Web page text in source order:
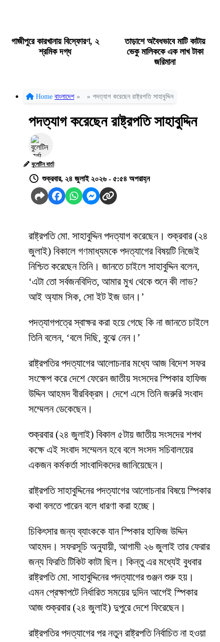
গাজীপুরে কারখানায় বিস্ফোরণ, ২
শ্রমিক দগ্ধ
তাড়াশে অবৈধভাবে মাটি কাটায়
ভেকু মালিককে এক লাখ টাকা
জরিমানা
Home বাংলাদেশ » » পদত্যাগ করেছেন রাষ্ট্রপতি সাহাবুদ্দিন
পদত্যাগ করেছেন রাষ্ট্রপতি সাহাবুদ্দিন
বুলেটিন বার্তা
শুক্রবার, ২৪ জুলাই ২০২৬ - ৫:৫৪ অপরাহ্ন
রাষ্ট্রপতি মো. সাহাবুদ্দিন পদত্যাগ করেছেন। শুক্রবার (২৪
জুলাই) বিকালে গণমাধ্যমকে পদত্যাগের বিষয়টি নিজেই
নিশ্চিত করেছেন তিনি। জানতে চাইলে সাহাবুদ্দিন বলেন,
‘এটা তো সর্বজনবিদিত, আমার মুখ থেকে শুনে কী লাভ?
আই অ্যাম সিক, সো ইট ইজ ডান।’
পদত্যাগপত্রে স্বাক্ষর করা হয়ে গেছে কি না জানতে চাইলে
তিনি বলেন, ‘বলে দিছি, বুঝে নেন।’
রাষ্ট্রপতির পদত্যাগের আলোচনার মধ্যে আজ বিদেশ সফর
সংক্ষেপ করে দেশে ফেরেন জাতীয় সংসদের স্পিকার হাফিজ
উদ্দিন আহমদ বীরবিক্রম। দেশে এসে তিনি জরুরি সংবাদ
সম্মেলন ডেকেছেন।
শুক্রবার (২৪ জুলাই) বিকাল ৫টায় জাতীয় সংসদের শপথ
কক্ষে এই সংবাদ সম্মেলন হবে বলে সংসদ সচিবালয়ের
একজন কর্মকর্তা সাংবাদিকদের জানিয়েছেন।
রাষ্ট্রপতি সাহাবুদ্দিনের পদত্যাগের আলোচনার বিষয়ে স্পিকার
কথা বলতে পারেন বলে ধারণা করা হচ্ছে।
চিকিৎসার জন্য ব্যাংককে যান স্পিকার হাফিজ উদ্দিন
আহমদ। সফরসূচি অনুযায়ী, আগামী ২৬ জুলাই তার ফেরার
জন্য ফিরতি টিকিট কাটা ছিল। কিন্তু এর মধ্যেই বুধবার
রাষ্ট্রপতি মো. সাহাবুদ্দিনের পদত্যাগের গুঞ্জন শুরু হয়।
এমন প্রেক্ষাপটে নির্ধারিত সময়ের দুদিন আগেই স্পিকার
আজ শুক্রবার (২৪ জুলাই) দুপুরে দেশে ফিরেছেন।
রাষ্ট্রপতির পদত্যাগের পর নতুন রাষ্ট্রপতি নির্বাচিত না হওয়া